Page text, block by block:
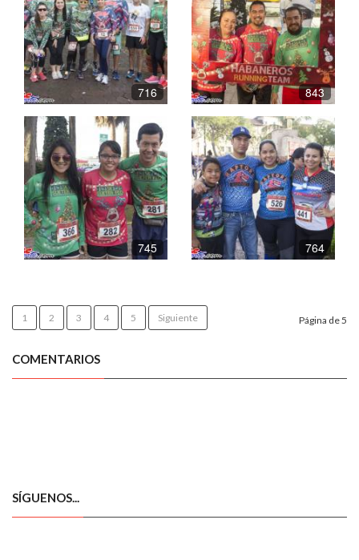
716 843
745 764
1 2 3 4 5 Siguiente Página de 5
COMENTARIOS
SÍGUENOS...